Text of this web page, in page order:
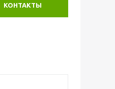
КОНТАКТЫ